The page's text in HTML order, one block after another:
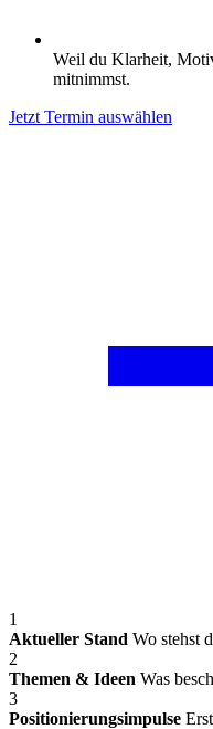
Weil du Klarheit,
mitnimmst.
Jetzt Termin auswählen
1
Aktueller Stand Wo stehst
2
Themen & Ideen Was
3
Positionierungsimpulse